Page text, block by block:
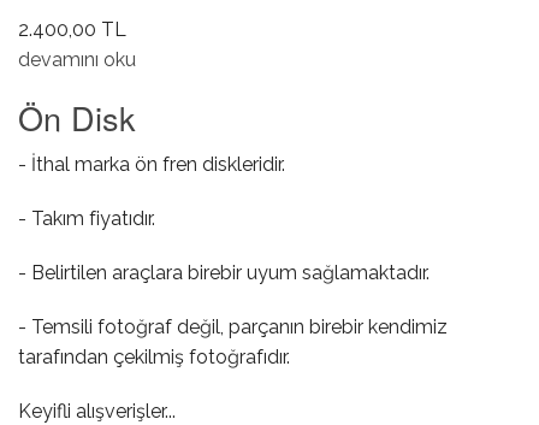
2.400,00 TL
Arka Kampana hakkında
devamını oku
Ön Disk
- İthal marka ön fren diskleridir.
- Takım fiyatıdır.
- Belirtilen araçlara birebir uyum sağlamaktadır.
- Temsili fotoğraf değil, parçanın birebir kendimiz
tarafından çekilmiş fotoğrafıdır.
Keyifli alışverişler...